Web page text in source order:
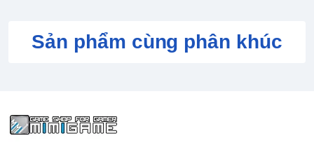
Sản phẩm cùng phân khúc